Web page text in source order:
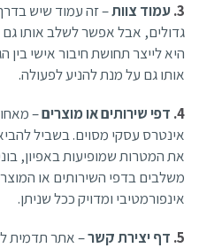
עמוד צוות– זה עמוד שיש
גדולים, אבל אפשר לשלב אותו גם
היא לייצר תחושת חיבור אישי
אותו גם על מנת להניע לפעולה.
דפי שירותים או מוצרים–
אינטרס עסקי מסוים. בשביל
את המטרות שמופיעות באפיון,
משלבים בדפי השירותים או
אינפורמטיבי ומדויק ככל שניתן.
דף יצירת קשר– אתר תדמית